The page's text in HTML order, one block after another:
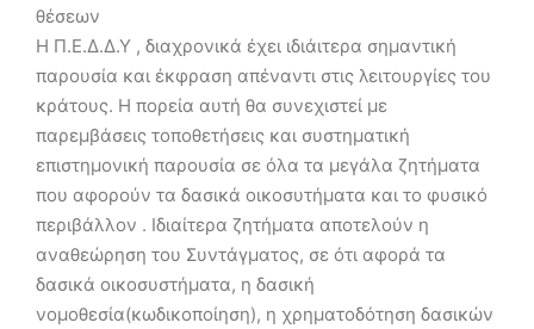
θέσεων
Η Π.Ε.Δ.Δ.Υ , διαχρονικά έχει ιδιάιτερα σημαντική
παρουσία και έκφραση απέναντι στις λειτουργίες του
κράτους. Η πορεία αυτή θα συνεχιστεί με
παρεμβάσεις τοποθετήσεις και συστηματική
επιστημονική παρουσία σε όλα τα μεγάλα ζητήματα
που αφορούν τα δασικά οικοσυτήματα και το φυσικό
περιβάλλον . Ιδιαίτερα ζητήματα αποτελούν η
αναθεώρηση του Συντάγματος, σε ότι αφορά τα
δασικά οικοσυστήματα, η δασική
νομοθεσία(κωδικοποίηση), η χρηματοδότηση δασικών